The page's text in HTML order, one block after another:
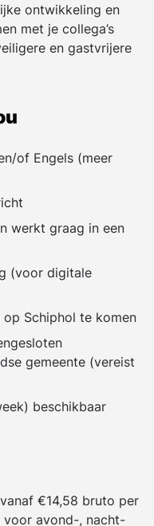
ontwikkeling en
met je collega’s
en gastvrijere
of Engels (meer
werkt graag in een
(voor digitale
Schiphol te komen
gemeente (vereist
beschikbaar
€14,58 bruto per
voor avond-, nacht-